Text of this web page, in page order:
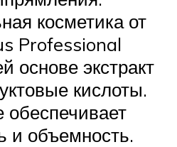
косметика от
Professional
основе экстракт
кислоты.
обеспечивает
и объемность.